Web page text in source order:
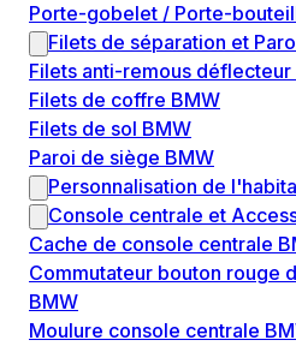
Porte-gobelet / Porte-
Filets de séparation et
Filets anti-remous
Filets de coffre BMW
Filets de sol BMW
Paroi de siège BMW
Personnalisation de
Console centrale et
Cache de console centrale
Commutateur bouton rouge
BMW
Moulure console centrale